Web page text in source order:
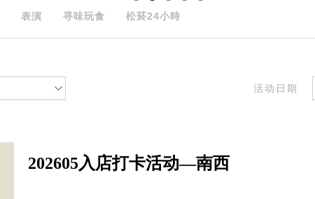
表演 寻味玩食 松菸24小時
活动日期
202605入店打卡活动—南西